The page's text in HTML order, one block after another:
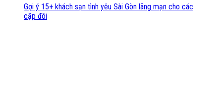
Gợi ý 15+ khách sạn tình yêu Sài Gòn lãng mạn cho các
cặp đôi